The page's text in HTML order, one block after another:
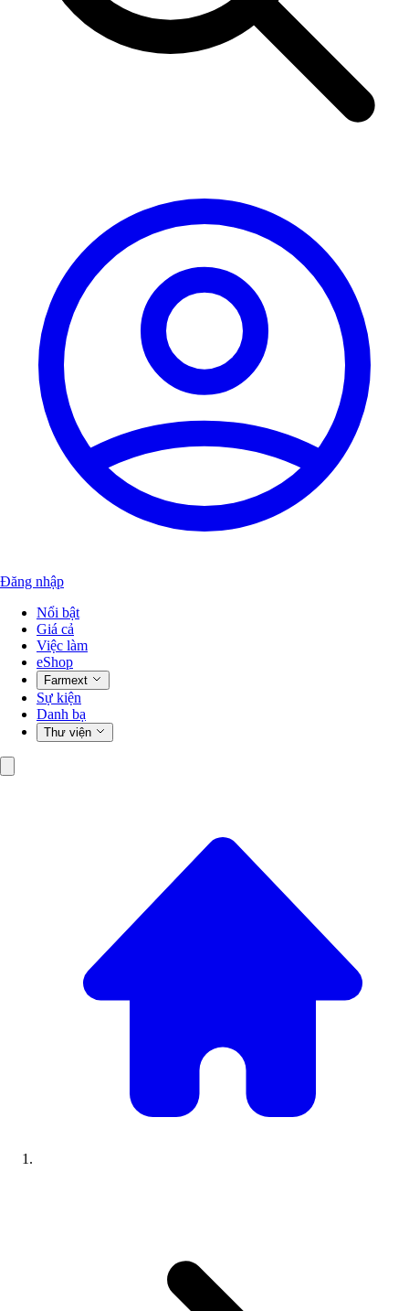
Đăng nhập
Nổi bật
Giá cả
Việc làm
eShop
Farmext
Sự kiện
Danh bạ
Thư viện